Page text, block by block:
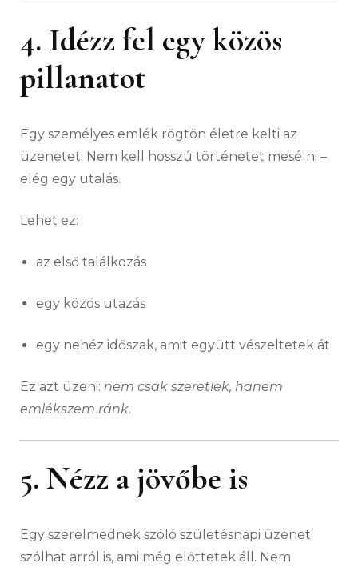
4. Idézz fel egy közös
pillanatot
Egy személyes emlék rögtön életre kelti az
üzenetet. Nem kell hosszú történetet mesélni –
elég egy utalás.
Lehet ez:
az első találkozás
egy közös utazás
egy nehéz időszak, amit együtt vészeltetek át
Ez azt üzeni: nem csak szeretlek, hanem
emlékszem ránk.
5. Nézz a jövőbe is
Egy szerelmednek szóló születésnapi üzenet
szólhat arról is, ami még előttetek áll. Nem